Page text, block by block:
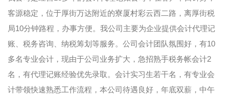
客源稳定，位于厚街万达附近的寮厦村彩云西二路，离厚街税
局10分钟路程，办事方便。我公司主要为企业提供会计代理记
账、税务咨询、纳税筹划等服务。公司会计团队氛围好，有10
多名专业会计，现由于公司业务扩大，急招熟手税务帐会计2
名，有代理记账经验优先录取。会计实习生若干名，有专业会
计带领快速熟悉工作流程，本公司待遇良好，年底双薪，中午